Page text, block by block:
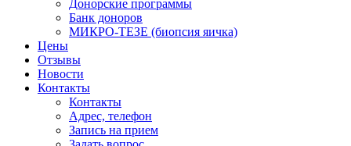
Донорские программы
Банк доноров
МИКРО-ТЕЗЕ (биопсия яичка)
Цены
Отзывы
Новости
Контакты
Контакты
Адрес, телефон
Запись на прием